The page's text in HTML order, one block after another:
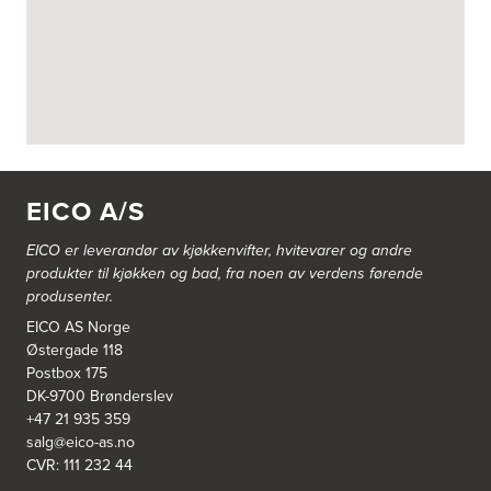
Aurland Elektriske AS
Odden 10 A
Tel.:57-633463
Bekkestua kjøkkenstudio as
Gamle Ringeriksvei 32
1357 Bekkestua
Tel.:99228877
Bergen Kjøkkensenter A/S
Hellevegen 228
5039 Bergen
Tel.:55-395060
EICO A/S
EICO er leverandør av kjøkkenvifter, hvitevarer og andre
produkter til kjøkken og bad, fra noen av verdens førende
produsenter.
EICO AS Norge
Østergade 118
Postbox 175
DK-9700 Brønderslev
+47 21 935 359
salg@eico-as.no
CVR: 111 232 44